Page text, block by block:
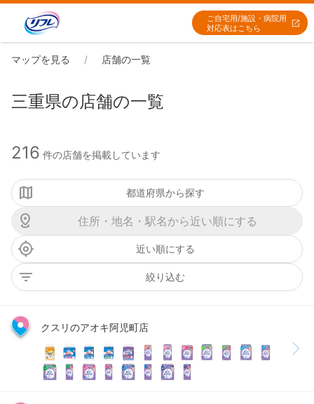
ご自宅用/施設・病院用
対応表はこちら
マップを見る 店舗の一覧
三重県の店舗の一覧
216 件の店舗を掲載しています
都道府県から探す
近い順にする
絞り込む
クスリのアオキ阿児町店